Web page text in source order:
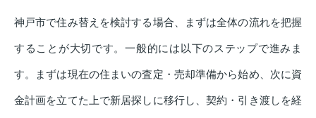
神戸市で住み替えを検討する場合、まずは全体の流れを把握
することが大切です。一般的には以下のステップで進みま
す。まずは現在の住まいの査定・売却準備から始め、次に資
金計画を立てた上で新居探しに移行し、契約・引き渡しを経